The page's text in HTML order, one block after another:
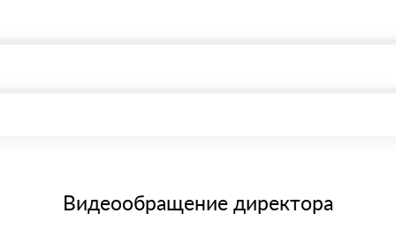
через системы электронных платежей.
банковским картам
материала после проверки качества и количества
Видеообращение директора